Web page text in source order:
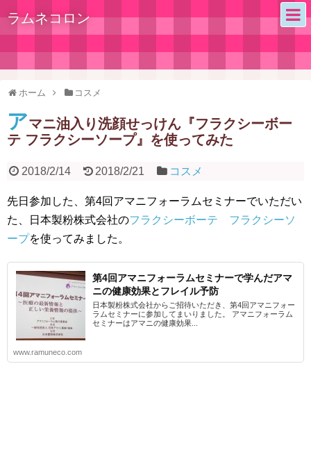
ラムネコロン
ホーム コスメ
アマニ油入り洗顔せっけん『フラクシーボー
テ フラクシーソープ』を使ってみた
2018/2/14 2018/2/21 コスメ
先日参加した、第4回アマニフォーラムセミナーでいただい
た、日本製粉株式会社のフラクシーボーテ フラクシーソ
ープを使ってみました。
第4回アマニフォーラムセミナーで学んだアマ
ニの健康効果とフレイル予防
日本製粉株式会社からご招待いただき、第4回アマニフォー
ラムセミナーに参加してまいりました。 アマニフォーラム
セミナーはアマニの健康効果...
www.ramuneco.com